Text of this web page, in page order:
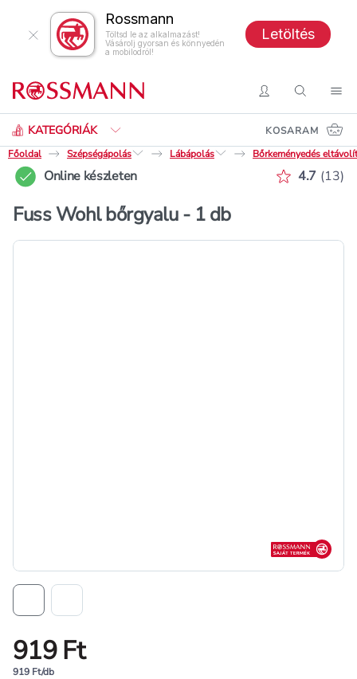
Rossmann
Töltsd le az alkalmazást!
Vásárolj gyorsan és könnyedén
a mobilodról!
Letöltés
BelépésKeresés
KATEGÓRIÁK
Keresés
KOSARAM
Főoldal
Szépségápolás Lábápolás Bőrkeményedés
Online készleten Értékelés
4.7 (13)
Fuss Wohl bőrgyalu - 1 db
Rossmann
919 Ft
919 Ft/db